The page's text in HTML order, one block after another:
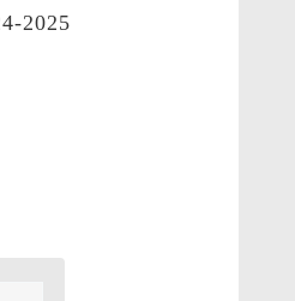
2025